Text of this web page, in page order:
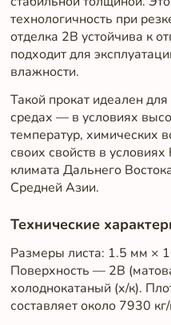
технологичность при
отделка 2B устойчива к
подходит для
влажности.
Такой прокат идеален
средах — в условиях
температур, химических
своих свойств в
климата Дальнего
Средней Азии.
Технические
Размеры листа: 1.5 мм ×
Поверхность — 2B
холоднокатаный (х/к).
составляет около 7930